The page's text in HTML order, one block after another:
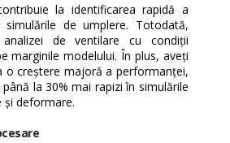
la identificarea rapidă a
de umplere. Totodată,
de ventilare cu condiții
marginile modelului. În plus, aveți
o creștere majoră a performanței,
la 30% mai rapizi în simulările
și deformare.